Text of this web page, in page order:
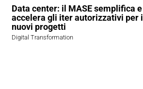
Data center: il MASE semplifica e
accelera gli iter autorizzativi per i
nuovi progetti
Digital Transformation